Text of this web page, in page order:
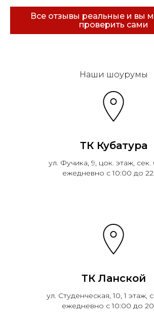
Все отзывы реальные и вы
проверить сами
Наши шоурумы
ТК Кубатура
ул. Фучика, 9, цок. этаж,
ежедневно с 10:00 до
ТК Ланской
ул. Студенческая, 10, 1 этаж,
ежедневно с 10:00 до